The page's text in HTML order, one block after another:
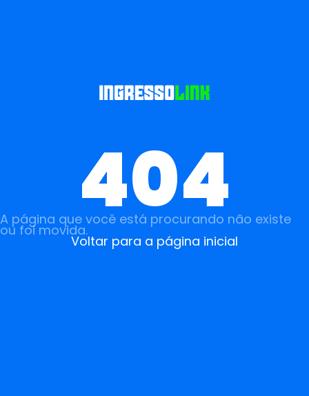
404
A página que você está procurando não existe
ou foi movida.
Voltar para a página inicial